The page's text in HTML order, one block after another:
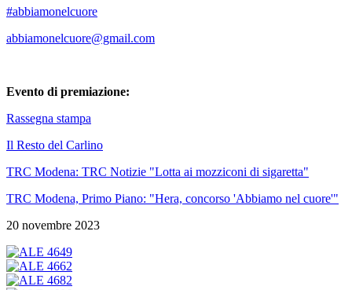
#abbiamonelcuore
abbiamonelcuore@gmail.com
Evento di premiazione:
Rassegna stampa
Il Resto del Carlino
TRC Modena: TRC Notizie "Lotta ai mozziconi di sigaretta"
TRC Modena, Primo Piano: "Hera, concorso 'Abbiamo nel cuore'"
20 novembre 2023